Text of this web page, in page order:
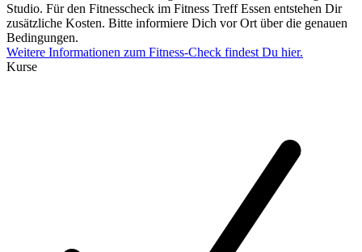
Studio. Für den Fitnesscheck im Fitness Treff Essen entstehen Dir
zusätzliche Kosten. Bitte informiere Dich vor Ort über die genauen
Bedingungen.
Weitere Informationen zum Fitness-Check findest Du hier.
Kurse